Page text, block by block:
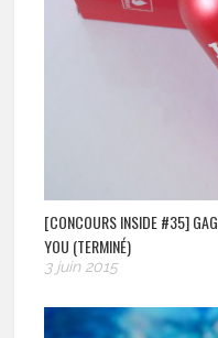
[CONCOURS INSIDE #35]
YOU (TERMINÉ)
3 juin 2015